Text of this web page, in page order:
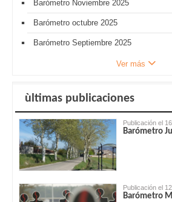
Barómetro Noviembre 2025
Barómetro octubre 2025
Barómetro Septiembre 2025
Ver más
ùltimas publicaciones
Publicación el
Barómetro
Publicación el
Barómetro